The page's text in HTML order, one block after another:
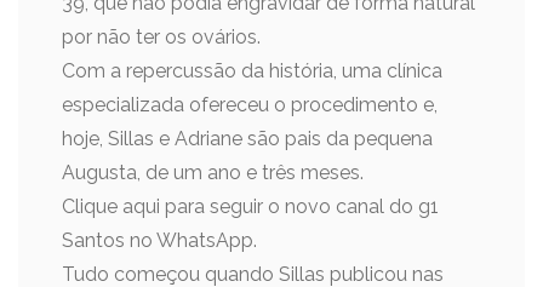
por não ter os ovários.
Com a repercussão da história, uma clínica
especializada ofereceu o procedimento e,
hoje, Sillas e Adriane são pais da pequena
Augusta, de um ano e três meses.
Clique aqui para seguir o novo canal do g1
Santos no WhatsApp.
Tudo começou quando Sillas publicou nas